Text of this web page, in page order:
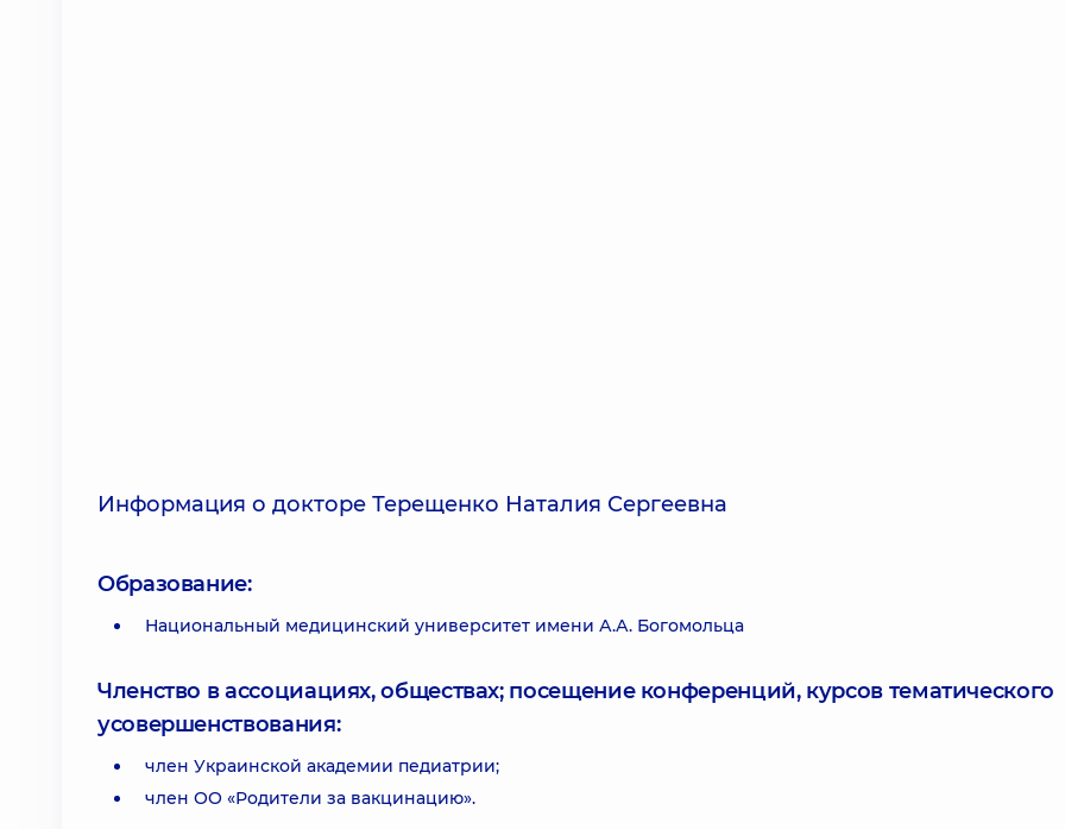
Информация о докторе Терещенко Наталия Сергеевна
Образование:
Национальный медицинский университет имени А.А. Богомольца
Членство в ассоциациях, обществах; посещение конференций, курсов тематического
усовершенствования:
член Украинской академии педиатрии;
член ОО «Родители за вакцинацию».